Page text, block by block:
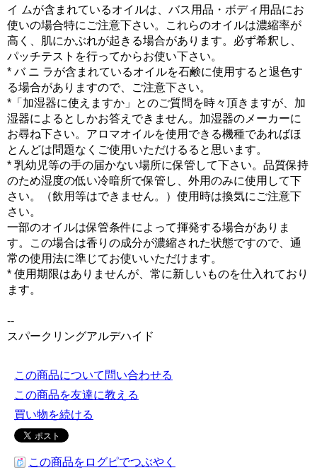
イ ムが含まれているオイルは、バス用品・ボディ用品にお
使いの場合特にご注意下さい。これらのオイルは濃縮率が
高く、肌にかぶれが起きる場合があります。必ず希釈し、
パッチテストを行ってからお使い下さい。
* バ ニ ラが含まれているオイルを石鹸に使用すると退色す
る場合がありますので、ご注意下さい。
*「加湿器に使えますか」とのご質問を時々頂きますが、加
湿器によるとしかお答えできません。加湿器のメーカーに
お尋ね下さい。アロマオイルを使用できる機種であればほ
とんどは問題なくご使用いただけるると思います。
* 乳幼児等の手の届かない場所に保管して下さい。品質保持
のため湿度の低い冷暗所で保管し、外用のみに使用して下
さい。（飲用等はできません。）使用時は換気にご注意下
さい。
一部のオイルは保管条件によって揮発する場合がありま
す。この場合は香りの成分が濃縮された状態ですので、通
常の使用法に準じてお使いいただけます。
* 使用期限はありませんが、常に新しいものを仕入れており
ます。
--
スパークリングアルデハイド
この商品について問い合わせる
この商品を友達に教える
買い物を続ける
この商品をログピでつぶやく